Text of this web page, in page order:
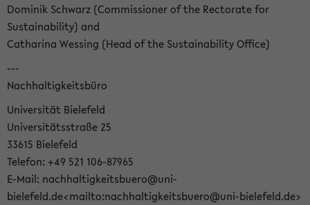
Dominik Schwarz (Commissioner of the Rectorate for
Sustainability) and
Catharina Wessing (Head of the Sustainability Office)
---
Nachhaltigkeitsbüro
Universität Bielefeld
Universitätsstraße 25
33615 Bielefeld
Telefon: +49 521 106-87965
E-Mail: nachhaltigkeitsbuero@uni-
bielefeld.de<mailto:nachhaltigkeitsbuero@uni-bielefeld.de>